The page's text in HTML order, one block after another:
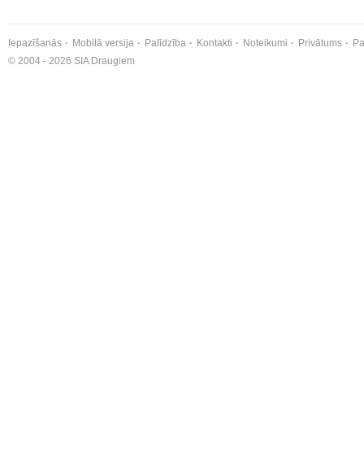
Iepazīšanās Mobilā versija Palīdzība Kontakti Noteikumi Privātums
© 2004 - 2026 SIA Draugiem